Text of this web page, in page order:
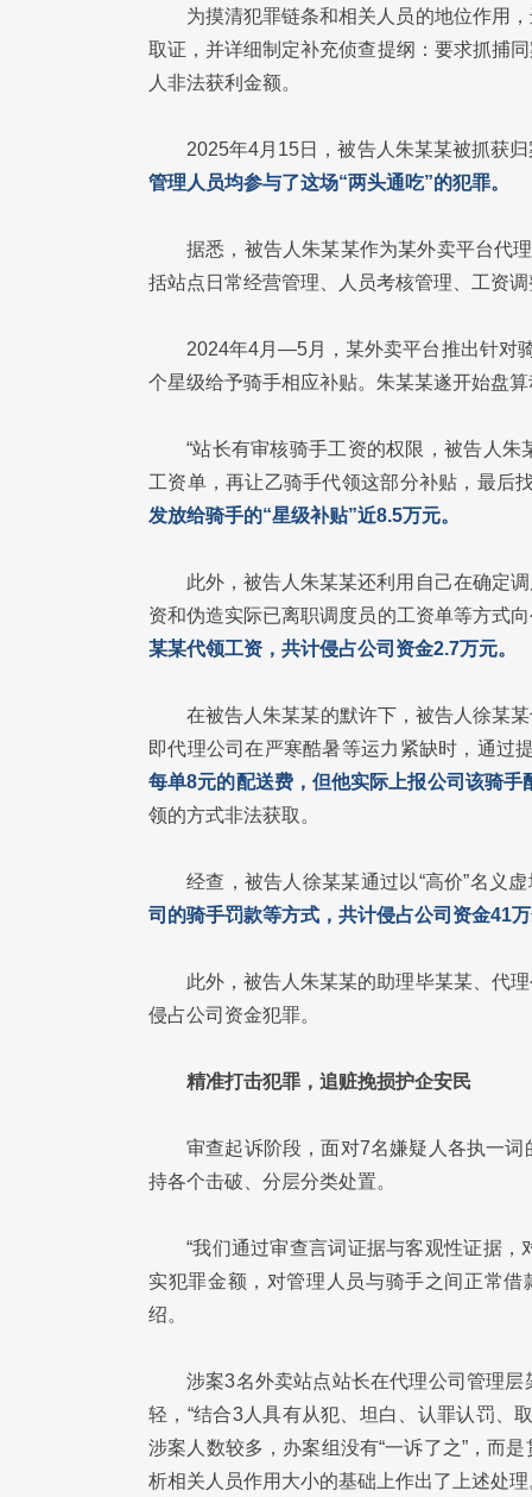
为摸清犯罪链条和相关人员的地位作用
取证，并详细制定补充侦查提纲：要求抓捕
人非法获利金额。
2025年4月15日，被告人朱某某被抓获
管理人员均参与了这场“两头通吃”的犯罪。
据悉，被告人朱某某作为某外卖平台代
括站点日常经营管理、人员考核管理、工资
2024年4月—5月，某外卖平台推出针对
个星级给予骑手相应补贴。朱某某遂开始盘
“站长有审核骑手工资的权限，被告人
工资单，再让乙骑手代领这部分补贴，最后
发放给骑手的“星级补贴”近8.5万元。
此外，被告人朱某某还利用自己在确定
资和伪造实际已离职调度员的工资单等方式
某某代领工资，共计侵占公司资金2.7万元。
在被告人朱某某的默许下，被告人徐某某
即代理公司在严寒酷暑等运力紧缺时，通过
每单8元的配送费，但他实际上报公司该骑手
领的方式非法获取。
经查，被告人徐某某通过以“高价”名义
司的骑手罚款等方式，共计侵占公司资金41
此外，被告人朱某某的助理毕某某、代
侵占公司资金犯罪。
精准打击犯罪，追赃挽损护企安民
审查起诉阶段，面对7名嫌疑人各执一
持各个击破、分层分类处置。
“我们通过审查言词证据与客观性证据
实犯罪金额，对管理人员与骑手之间正常
绍。
涉案3名外卖站点站长在代理公司管理
轻，“结合3人具有从犯、坦白、认罪认罚、
涉案人数较多，办案组没有“一诉了之”，而
析相关人员作用大小的基础上作出了上述处理